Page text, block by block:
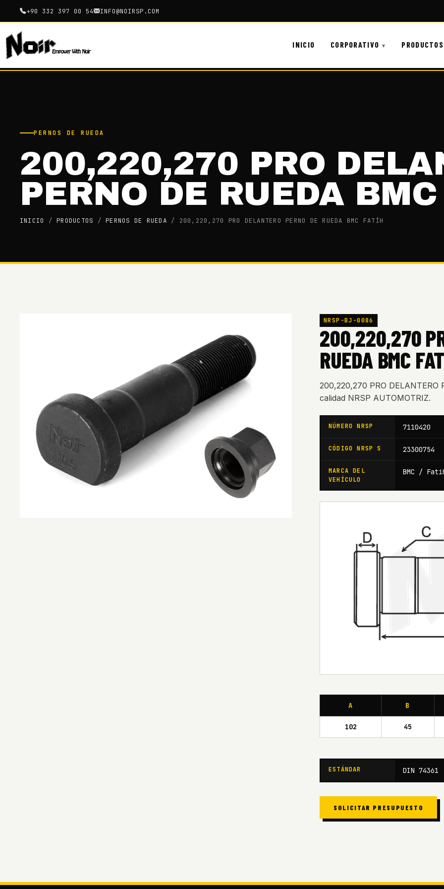
+90 332 397 00 54 INFO@NOIRSP.COM
INICIO CORPORATIVO PRODUCTOS
PERNOS DE RUEDA
200,220,270 PRO
PERNO DE RUEDA
INICIO /PRODUCTOS /PERNOS DE RUEDA / 200,220,270 PRO DELANTERO PERNO DE RUEDA BMC FATİH
NRSP-BJ-0086
200,220,270
RUEDA BMC
200,220,270 PRO
calidad NRSP AUTOMOTRIZ.
NÚMERO NRSP 7110420
CÓDIGO NRSP S 23300754
MARCA DEL
VEHÍCULO
BMC /
A B
102 45
ESTÁNDAR DIN 74361
SOLICITAR PRESUPUESTO